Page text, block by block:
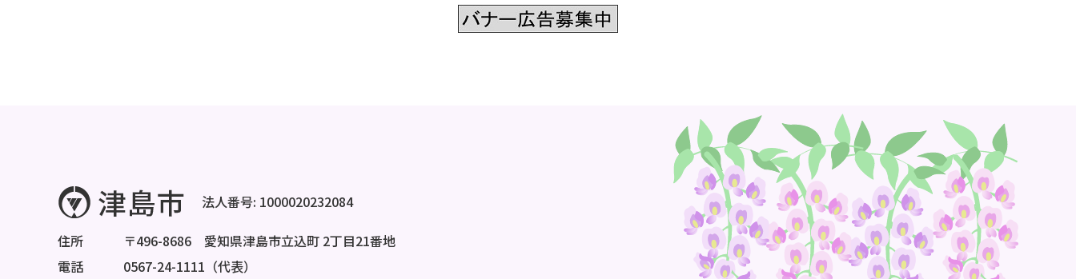
法人番号: 1000020232084
住所
〒496-8686 愛知県津島市立込町 2丁目21番地
電話
0567-24-1111（代表）